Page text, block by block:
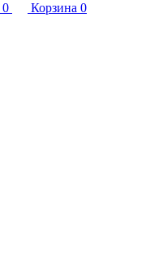
0 Корзина 0